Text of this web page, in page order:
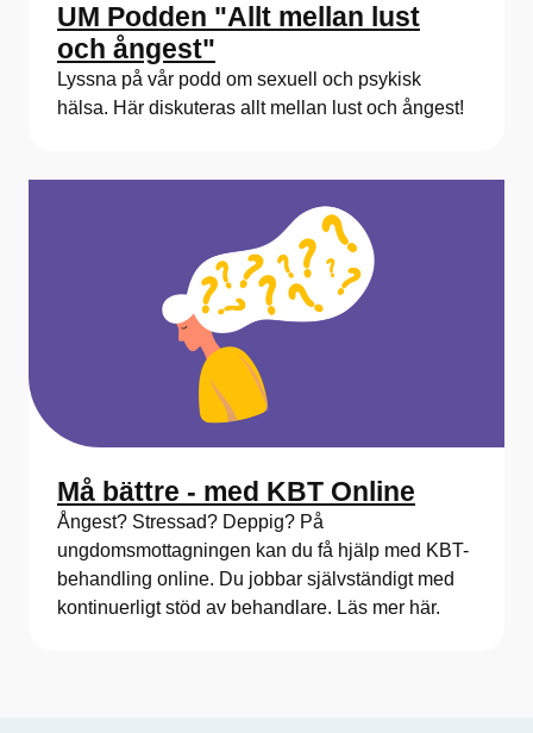
UM Podden "Allt mellan lust
och ångest"
Lyssna på vår podd om sexuell och psykisk
hälsa. Här diskuteras allt mellan lust och ångest!
Må bättre - med KBT Online
Ångest? Stressad? Deppig? På
ungdomsmottagningen kan du få hjälp med KBT-
behandling online. Du jobbar självständigt med
kontinuerligt stöd av behandlare. Läs mer här.